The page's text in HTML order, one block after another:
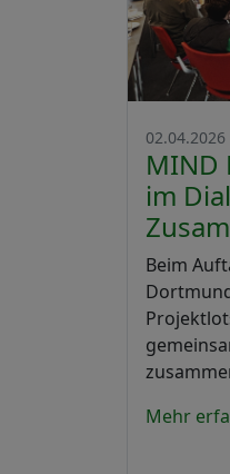
02.04.2026
MIND
im
Beim
Mehr